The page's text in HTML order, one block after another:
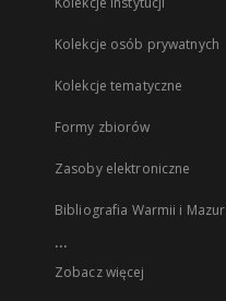
Kolekcje osób prywatnych
Kolekcje tematyczne
Formy zbiorów
Zasoby elektroniczne
Bibliografia Warmii i Mazur
...
Zobacz więcej